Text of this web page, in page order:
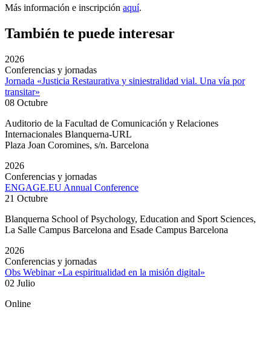
Más información e inscripción aquí.
También te puede interesar
2026
Conferencias y jornadas
Jornada «Justicia Restaurativa y siniestralidad vial. Una vía por
transitar»
08 Octubre
Auditorio de la Facultad de Comunicación y Relaciones
Internacionales Blanquerna-URL
Plaza Joan Coromines, s/n. Barcelona
2026
Conferencias y jornadas
ENGAGE.EU Annual Conference
21 Octubre
Blanquerna School of Psychology, Education and Sport Sciences,
La Salle Campus Barcelona and Esade Campus Barcelona
2026
Conferencias y jornadas
Obs Webinar «La espiritualidad en la misión digital»
02 Julio
Online